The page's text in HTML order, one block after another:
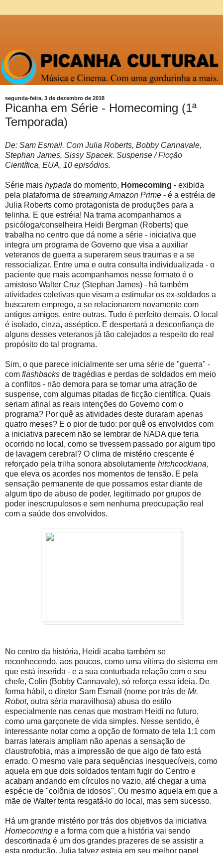
segunda-feira, 3 de dezembro de 2018
Picanha em Série - Homecoming (1ª
Temporada)
De: Sam Esmail. Com Julia Roberts, Bobby Cannavale,
Stephan James, Sissy Spacek. Suspense / Ficção
Científica, EUA, 10 episódios.
Série mais hypada do momento, Homecoming - exibida
pela plataforma de streaming Amazon Prime - é a estréia de
Julia Roberts como protagonista de produções para a
telinha. E que estréia! Na trama acompanhamos a
psicóloga/conselheira Heidi Bergman (Roberts) que
trabalha no centro que dá nome a série - iniciativa que
integra um programa de Governo que visa a auxiliar
veteranos de guerra a superarem seus traumas e a se
ressocializar. Entre uma e outra consulta individualizada - o
paciente que mais acompanhamos nesse formato é o
amistoso Walter Cruz (Stephan James) - há também
atividades coletivas que visam a estimular os ex-soldados a
buscarem emprego, a se relacionarem novamente com
antigos amigos, entre outras. Tudo é perfeito demais. O local
é isolado, cinza, asséptico. E despertará a desconfiança de
alguns desses veteranos já tão calejados a respeito do real
propósito do tal programa.
Sim, o que parece inicialmente ser uma série de "guerra" -
com flashbacks de tragédias e perdas de soldados em meio
a conflitos - não demora para se tornar uma atração de
suspense, com algumas pitadas de ficção científica. Quais
seriam afinal as reais intenções do Governo com o
programa? Por quê as atividades deste duraram apenas
quatro meses? E o pior de tudo: por quê os envolvidos com
a iniciativa parecem não se lembrar de NADA que teria
ocorrido no local, como se tivessem passado por algum tipo
de lavagem cerebral? O clima de mistério crescente é
reforçado pela trilha sonora absolutamente hitchcockiana,
que eleva os acordes nos momentos de tensão. E pela
sensação permanente de que possamos estar diante de
algum tipo de abuso de poder, legitimado por grupos de
poder inescrupulosos e sem nenhuma preocupação real
com a saúde dos envolvidos.
No centro da história, Heidi acaba também se
reconhecendo, aos poucos, como uma vítima do sistema em
que está inserida - e a sua conturbada relação com o seu
chefe, Colin (Bobby Cannavale), só reforça essa ideia. De
forma hábil, o diretor Sam Esmail (nome por trás de Mr.
Robot, outra séria maravilhosa) abusa do estilo
especialmente nas cenas que mostram Heidi no futuro,
como uma garçonete de vida simples. Nesse sentido, é
interessante notar como a opção de formato de tela 1:1 com
barras laterais ampliam não apenas a sensação de
claustrofobia, mas a impressão de que algo de fato está
errado. O mesmo vale para sequências inesquecíveis, como
aquela em que dois soldados tentam fugir do Centro e
acabam andando em círculos no vazio, até chegar a uma
espécie de "colônia de idosos". Ou mesmo aquela em que a
mãe de Walter tenta resgatá-lo do local, mas sem sucesso.
Há um grande mistério por trás dos objetivos da iniciativa
Homecoming e a forma com que a história vai sendo
descortinada é um dos grandes prazeres de se assistir a
esta produção. Julia talvez esteja em seu melhor papel